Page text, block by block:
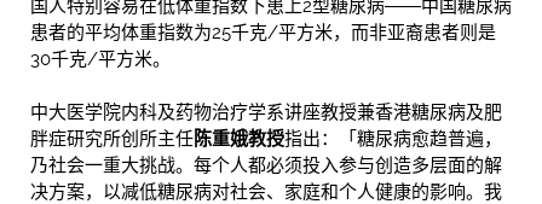
国人特别容易在低体重指数下患上2型糖尿病――中国糖尿病
患者的平均体重指数为25千克/平方米，而非亚裔患者则是
30千克/平方米。
中大医学院内科及药物治疗学系讲座教授兼香港糖尿病及肥
胖症研究所创所主任陈重娥教授指出：「糖尿病愈趋普遍，
乃社会一重大挑战。每个人都必须投入参与创造多层面的解
决方案，以减低糖尿病对社会、家庭和个人健康的影响。我